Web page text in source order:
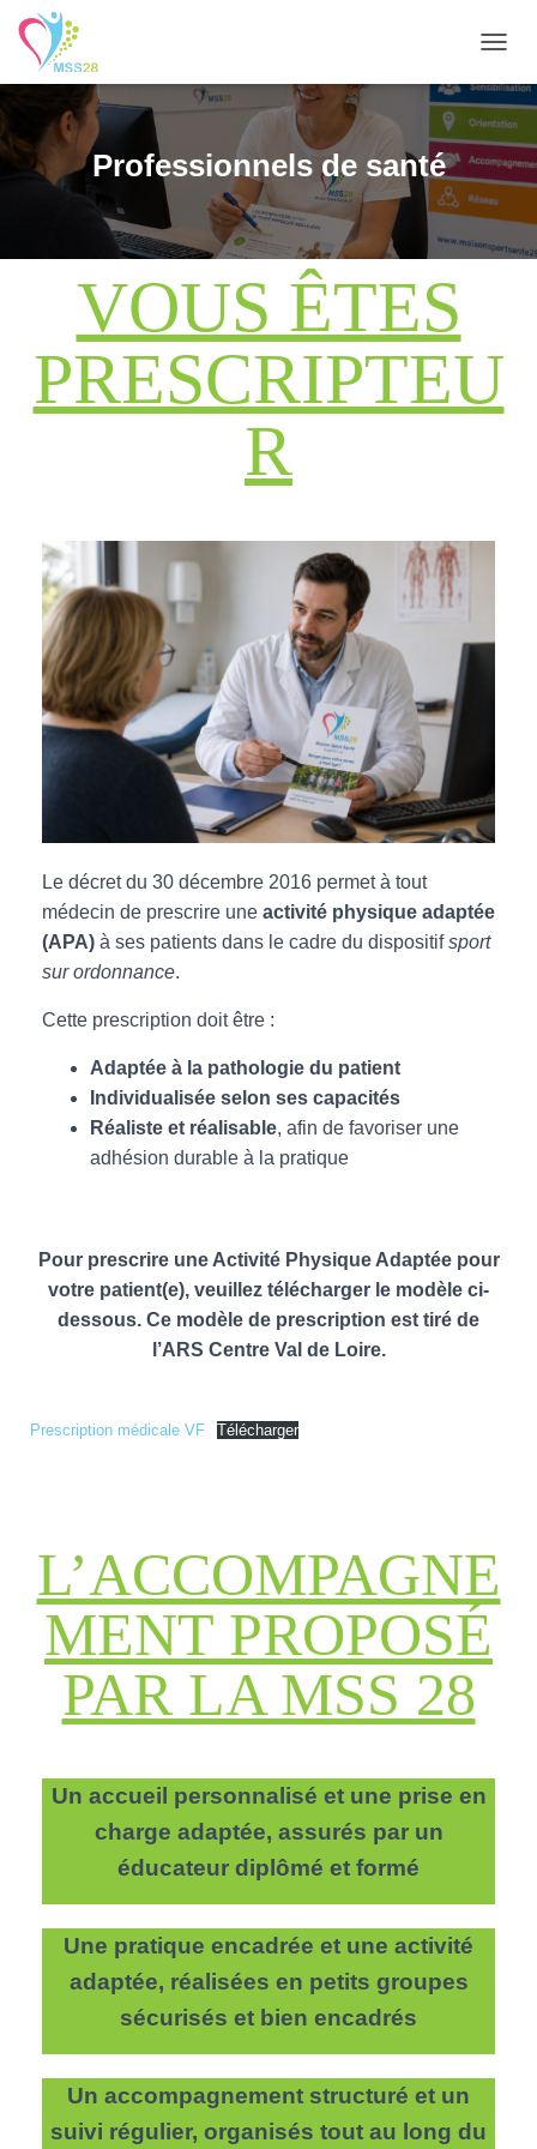
U
V
R
I
/
F
E
L
N
T
Professionnels de santé
VOUS ÊTES
PRESCRIPTEU
R
Le décret du 30 décembre 2016 permet à tout
médecin de prescrire une activité physique adaptée
(APA) à ses patients dans le cadre du dispositifsport
sur ordonnance.
Cette prescription doit être :
Adaptée à la pathologie du patient
Individualisée selon ses capacités
Réaliste et réalisable, afin de favoriser une
adhésion durable à la pratique
Pour prescrire une Activité Physique Adaptée pour
votre patient(e), veuillez télécharger le modèle ci-
dessous. Ce modèle de prescription est tiré de
l’ARS Centre Val de Loire.
Prescription médicale VF Télécharger
L’ACCOMPAGNE
MENT PROPOSÉ
PAR LA MSS 28
Un accueil personnalisé et une prise en
charge adaptée, assurés par un
éducateur diplômé et formé
Une pratique encadrée et une activité
adaptée, réalisées en petits groupes
sécurisés et bien encadrés
Un accompagnement structuré et un
suivi régulier, organisés tout au long du